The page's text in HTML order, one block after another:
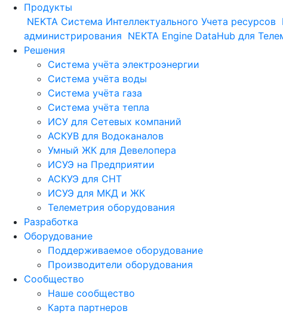
Продукты
NEKTA Система Интеллектуального Учета ресурсов
администрирования NEKTA Engine DataHub для
Решения
Система учёта электроэнергии
Система учёта воды
Система учёта газа
Система учёта тепла
ИСУ для Сетевых компаний
АСКУВ для Водоканалов
Умный ЖК для Девелопера
ИСУЭ на Предприятии
АСКУЭ для СНТ
ИСУЭ для МКД и ЖК
Телеметрия оборудования
Разработка
Оборудование
Поддерживаемое оборудование
Производители оборудования
Сообщество
Наше сообщество
Карта партнеров